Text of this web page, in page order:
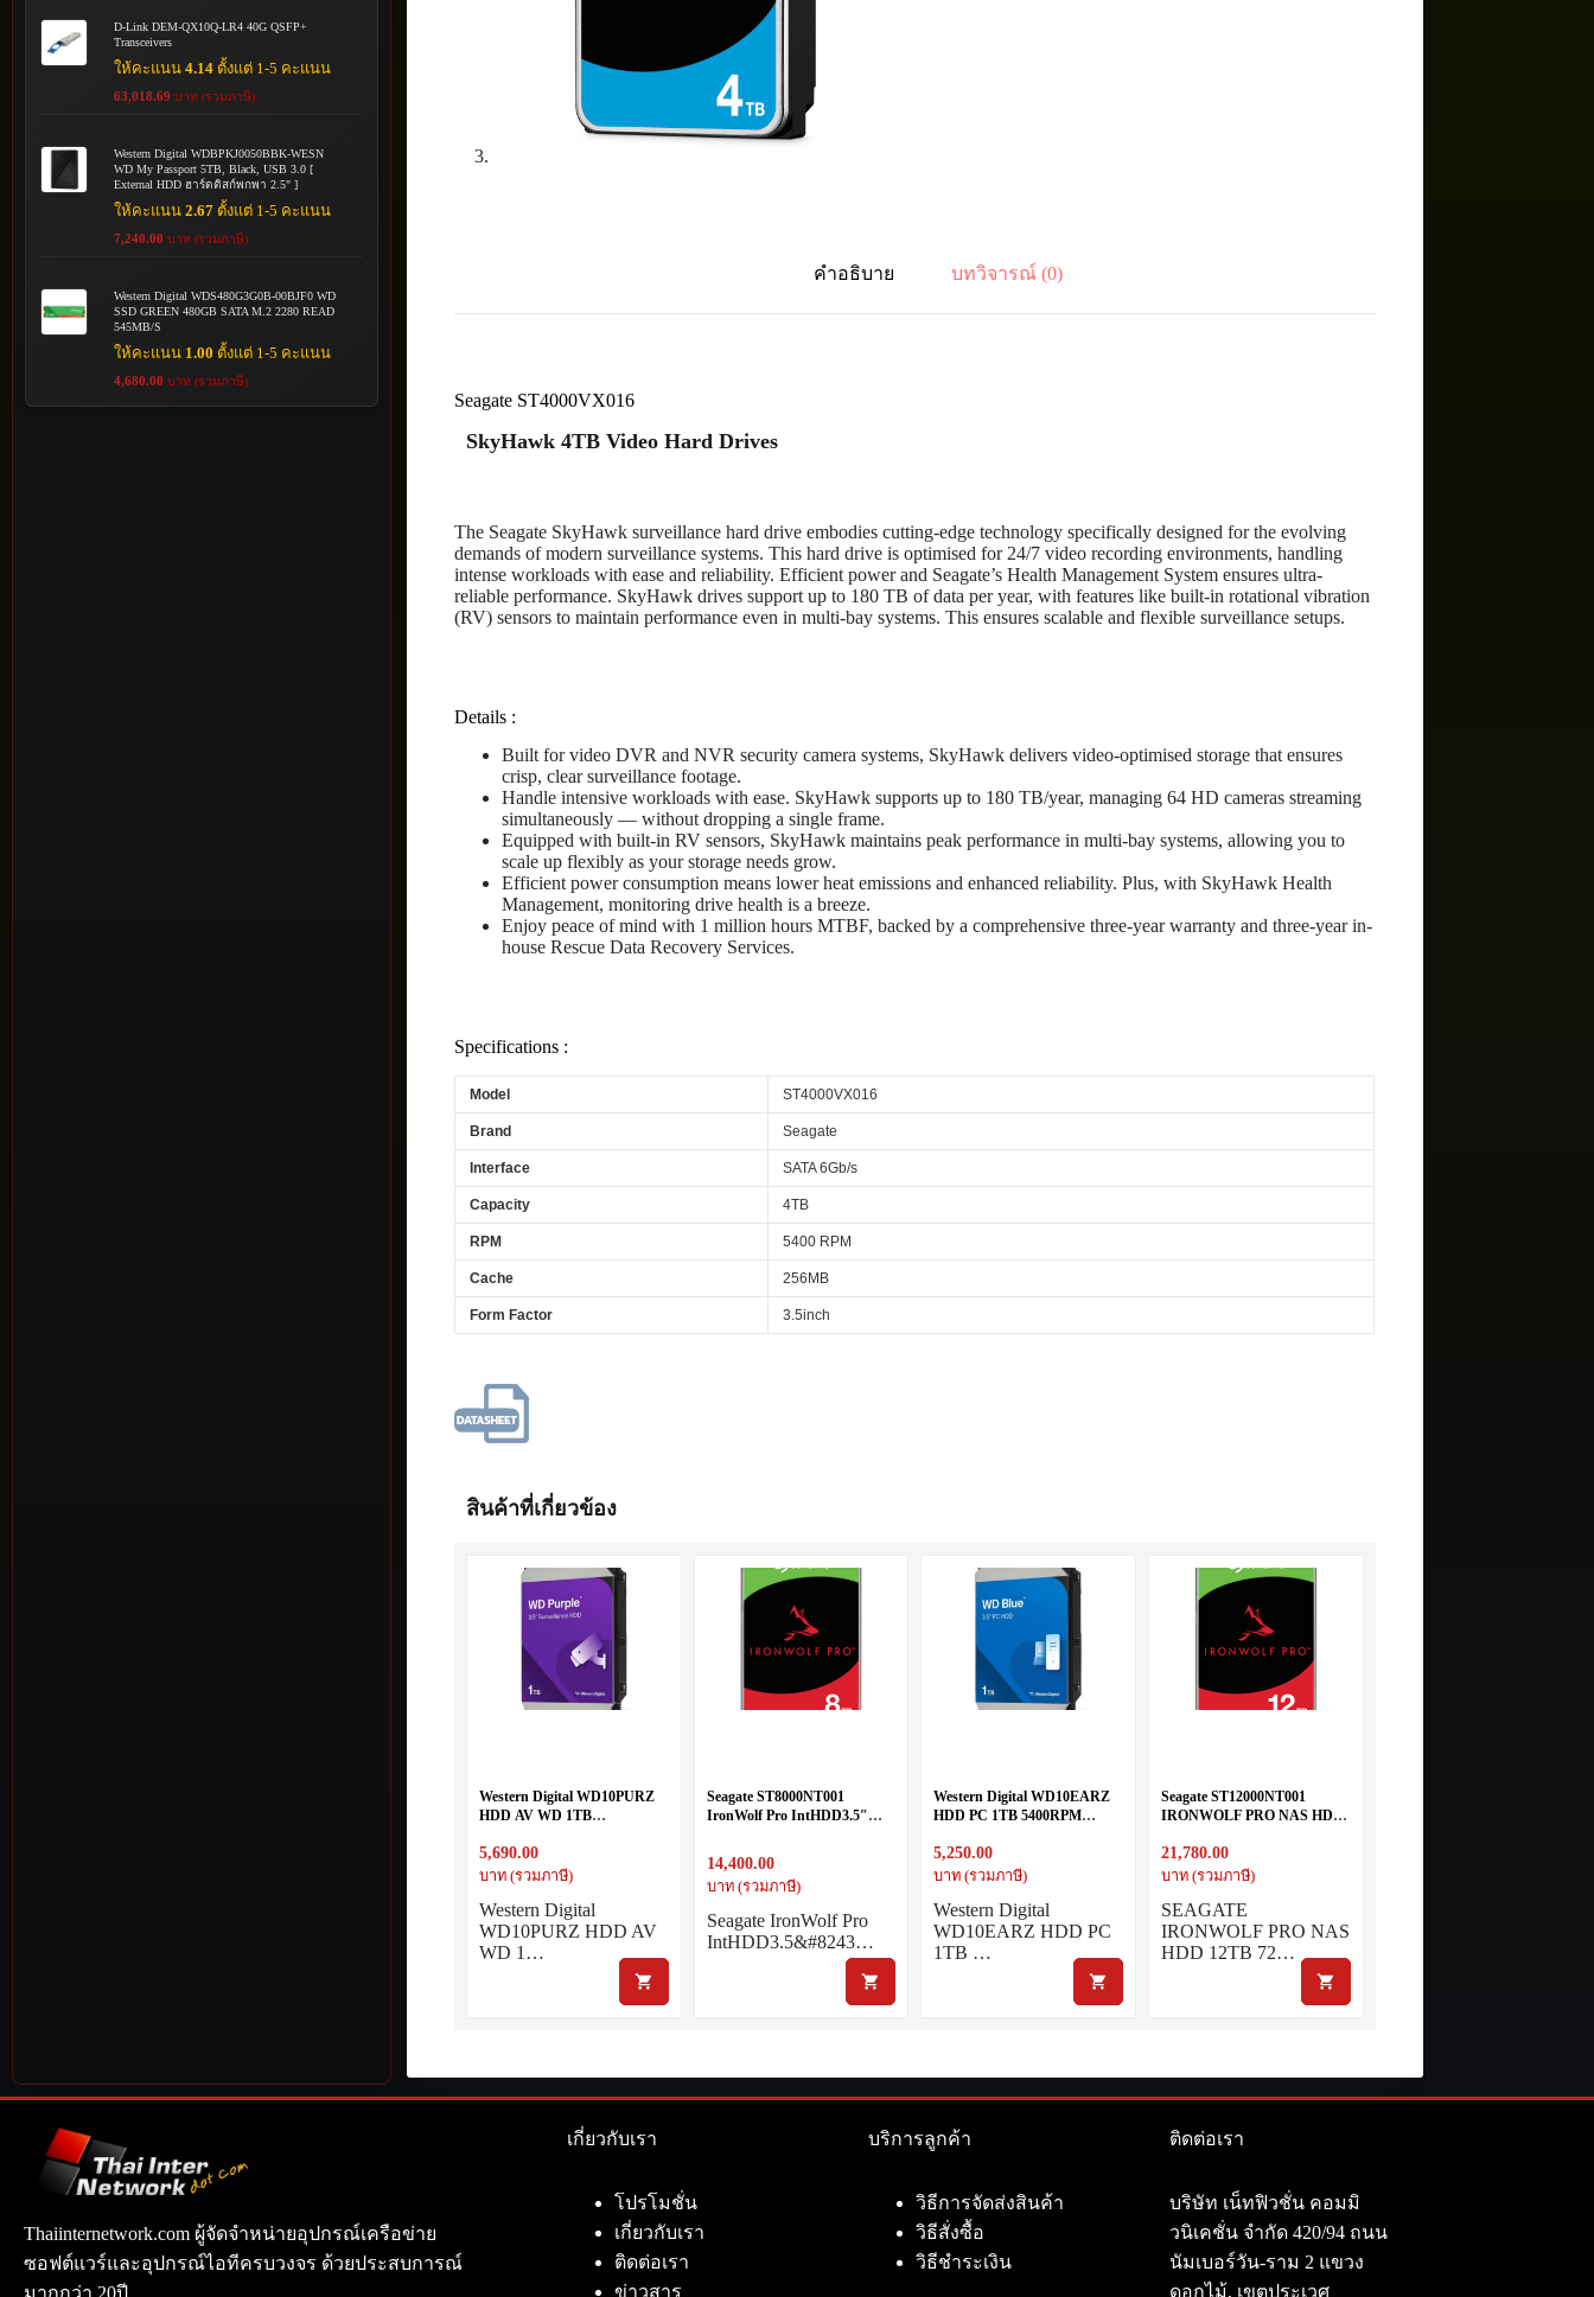
คำอธิบาย บทวิจารณ์ (0)
Seagate ST4000VX016
SkyHawk 4TB Video Hard Drives
The Seagate SkyHawk surveillance hard drive embodies cutting-edge technology specifically designed for the evolving
demands of modern surveillance systems. This hard drive is optimised for 24/7 video recording environments, handling
intense workloads with ease and reliability. Efficient power and Seagate’s Health Management System ensures ultra-
reliable performance. SkyHawk drives support up to 180 TB of data per year, with features like built-in rotational vibration
(RV) sensors to maintain performance even in multi-bay systems. This ensures scalable and flexible surveillance setups.
Details :
Built for video DVR and NVR security camera systems, SkyHawk delivers video-optimised storage that ensures
crisp, clear surveillance footage.
Handle intensive workloads with ease. SkyHawk supports up to 180 TB/year, managing 64 HD cameras streaming
simultaneously — without dropping a single frame.
Equipped with built-in RV sensors, SkyHawk maintains peak performance in multi-bay systems, allowing you to
scale up flexibly as your storage needs grow.
Efficient power consumption means lower heat emissions and enhanced reliability. Plus, with SkyHawk Health
Management, monitoring drive health is a breeze.
Enjoy peace of mind with 1 million hours MTBF, backed by a comprehensive three-year warranty and three-year in-
house Rescue Data Recovery Services.
Specifications :
Model ST4000VX016
Brand Seagate
Interface SATA 6Gb/s
Capacity 4TB
RPM 5400 RPM
Cache 256MB
Form Factor 3.5inch
สินค้าที่เกี่ยวข้อง
Western Digital WD10PURZ
HDD AV WD 1TB
5,690.00
บาท (รวมภาษี)
Western Digital
WD10PURZ HDD AV
WD 1…
Seagate ST8000NT001
IronWolf Pro IntHDD3.5″
14,400.00
บาท (รวมภาษี)
Seagate IronWolf Pro
IntHDD3.5&#8243…
Western Digital WD10EARZ
HDD PC 1TB 5400RPM
5,250.00
บาท (รวมภาษี)
Western Digital
WD10EARZ HDD PC
1TB …
Seagate ST12000NT001
IRONWOLF PRO NAS HDD
6GB/S
21,780.00
บาท (รวมภาษี)
SEAGATE
IRONWOLF PRO NAS
HDD 12TB 72…
D-Link DEM-QX10Q-LR4 40G QSFP+
Transceivers
ให้คะแนน4.14 ตั้งแต่ 1-5 คะแนน
63,018.69 บาท (รวมภาษี)
Western Digital WDBPKJ0050BBK-WESN
WD My Passport 5TB, Black, USB 3.0 [
External HDD ฮาร์ดดิสก์พกพา 2.5" ]
ให้คะแนน2.67 ตั้งแต่ 1-5 คะแนน
7,240.00 บาท (รวมภาษี)
Western Digital WDS480G3G0B-00BJF0 WD
SSD GREEN 480GB SATA M.2 2280 READ
545MB/S
ให้คะแนน 1.00 ตั้งแต่ 1-5 คะแนน
4,680.00 บาท (รวมภาษี)
Thaiinternetwork.com ผู้จัดจำหน่ายอุปกรณ์เครือข่าย
ซอฟต์แวร์และอุปกรณ์ไอทีครบวงจร ด้วยประสบการณ์
มากกว่า 20ปี
เกี่ยวกับเรา
โปรโมชั่น
เกี่ยวกับเรา
ติดต่อเรา
ข่าวสาร
บริการลูกค้า
วิธีการจัดส่งสินค้า
วิธีสั่งซื้อ
วิธีชำระเงิน
ติดต่อเรา
บริษัท เน็ทฟิวชั่น คอมมิ
วนิเคชั่น จำกัด 420/94 ถนน
นัมเบอร์วัน-ราม 2 แขวง
ดอกไม้, เขตประเวศ